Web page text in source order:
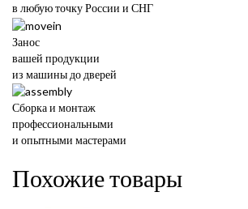
в любую точку России и СНГ
Занос
вашей продукции
из машины до дверей
Сборка и монтаж
профессиональными
и опытными мастерами
Похожие товары